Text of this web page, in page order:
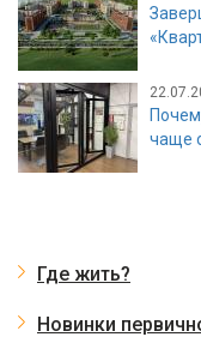
чаще
Где жить?
Новинки